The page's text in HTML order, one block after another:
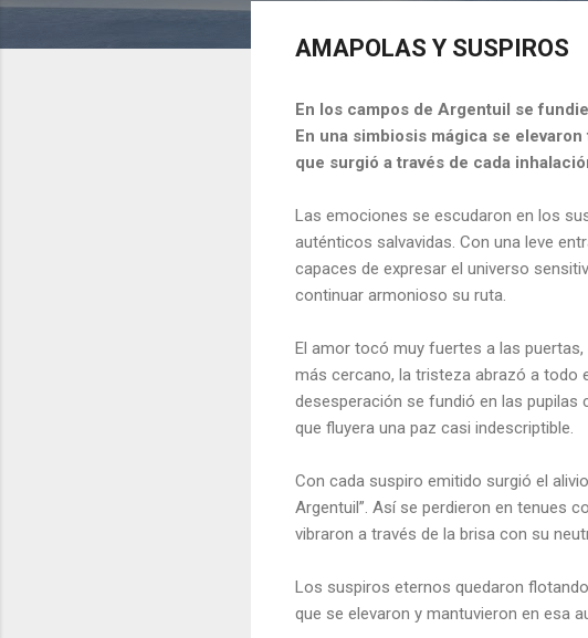
AMAPOLAS Y SUSPIROS
En los campos de Argentuil se
En una simbiosis mágica se
que surgió a través de cada
Las emociones se escudaron en los
auténticos salvavidas. Con una leve
capaces de expresar el universo
continuar armonioso su ruta.
El amor tocó muy fuertes a las
más cercano, la tristeza abrazó a todo
desesperación se fundió en las pupilas
que fluyera una paz casi indescriptible.
Con cada suspiro emitido surgió el
Argentuil”. Así se perdieron en tenues
vibraron a través de la brisa con su
Los suspiros eternos quedaron
que se elevaron y mantuvieron en esa